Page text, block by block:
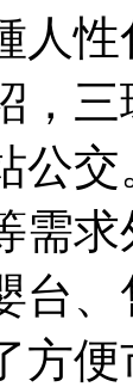
人
，
公
需
台
方